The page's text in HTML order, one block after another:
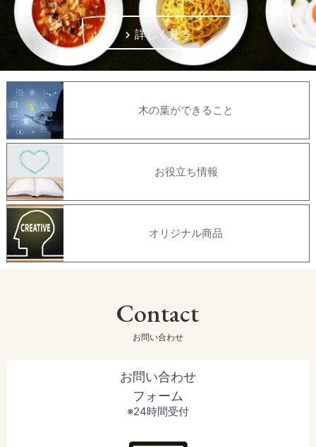
詳しく見る
木の葉ができること
お役立ち情報
オリジナル商品
Contact
お問い合わせ
お問い合わせ
フォーム
※24時間受付